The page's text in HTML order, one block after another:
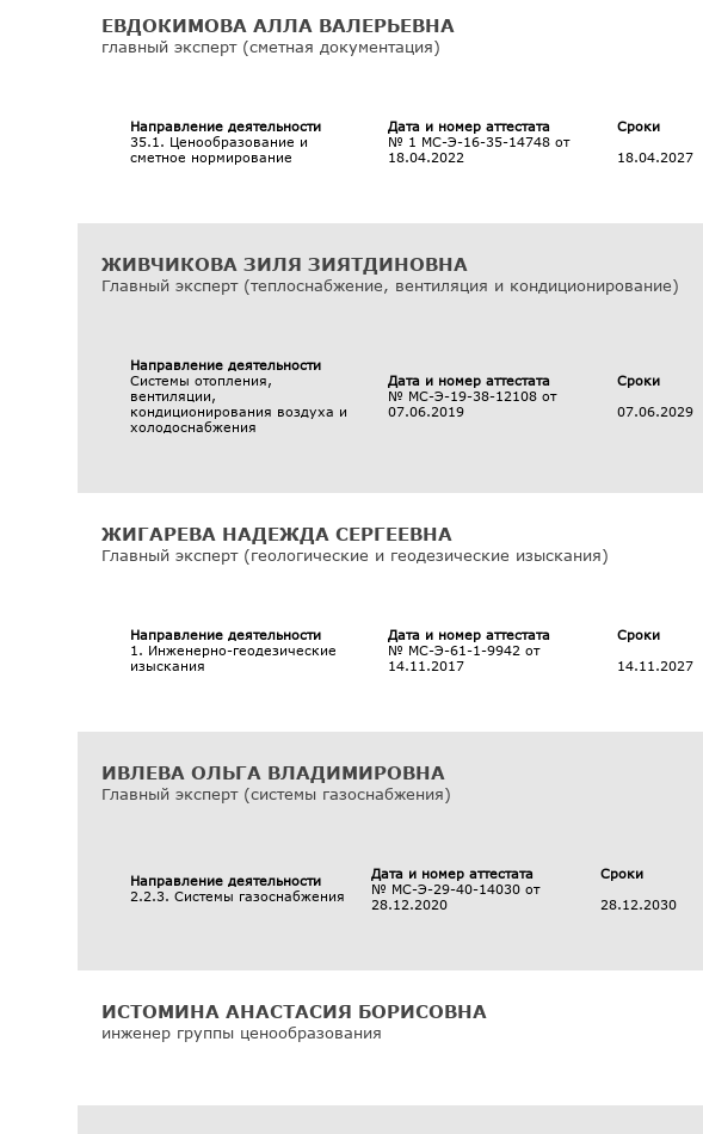
ЕВДОКИМОВА АЛЛА ВАЛЕРЬЕВНА
главный эксперт (сметная документация)
Направление деятельности
35.1. Ценообразование и
сметное нормирование
Дата и номер аттестата
№ 1 МС-Э-16-35-14748 от
18.04.2022
Сроки
18.04.2027
ЖИВЧИКОВА ЗИЛЯ ЗИЯТДИНОВНА
Главный эксперт (теплоснабжение, вентиляция и кондиционирование)
Направление деятельности
Системы отопления,
вентиляции,
кондиционирования воздуха и
холодоснабжения
Дата и номер аттестата
№ МС-Э-19-38-12108 от
07.06.2019
Сроки
07.06.2029
ЖИГАРЕВА НАДЕЖДА СЕРГЕЕВНА
Главный эксперт (геологические и геодезические изыскания)
Направление деятельности
1. Инженерно-геодезические
изыскания
Дата и номер аттестата
№ МС-Э-61-1-9942 от
14.11.2017
Сроки
14.11.2027
ИВЛЕВА ОЛЬГА ВЛАДИМИРОВНА
Главный эксперт (системы газоснабжения)
Направление деятельности
2.2.3. Системы газоснабжения
Дата и номер аттестата
№ МС-Э-29-40-14030 от
28.12.2020
Сроки
28.12.2030
ИСТОМИНА АНАСТАСИЯ БОРИСОВНА
инженер группы ценообразования